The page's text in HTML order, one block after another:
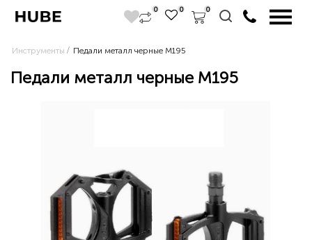
0 0 0
Инструменты Педали металл черные M195
Педали металл черные M195